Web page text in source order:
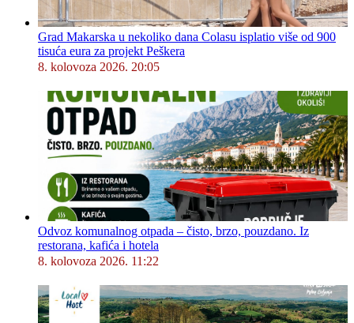
Grad Makarska u nekoliko dana Colasu isplatio više od 900
tisuća eura za projekt Peškera
8. kolovoza 2026. 20:05
Odvoz komunalnog otpada – čisto, brzo, pouzdano. Iz
restorana, kafića i hotela
8. kolovoza 2026. 11:22